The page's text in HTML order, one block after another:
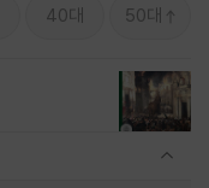
40대 50대